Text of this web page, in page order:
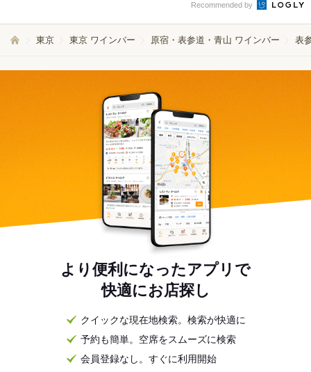
Recommended by
東京 東京 ワインバー 原宿・表参道・青山 ワインバー 表
より便利になったアプリで
快適にお店探し
クイックな現在地検索。検索が快適に
予約も簡単。空席をスムーズに検索
会員登録なし。すぐに利用開始